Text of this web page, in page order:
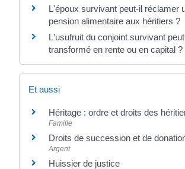
L'époux survivant peut-il réclamer
pension alimentaire aux héritiers ?
L'usufruit du conjoint survivant
transformé en rente ou en capital ?
Et aussi
Héritage : ordre et droits des
Famille
Droits de succession et de
Argent
Huissier de justice